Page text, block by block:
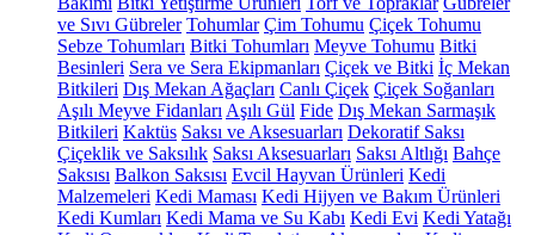
ve Sıvı Gübreler Tohumlar Çim Tohumu Çiçek Tohumu
Sebze Tohumları Bitki Tohumları Meyve Tohumu Bitki
Besinleri Sera ve Sera Ekipmanları Çiçek ve Bitki İç Mekan
Bitkileri Dış Mekan Ağaçları Canlı Çiçek Çiçek Soğanları
Aşılı Meyve Fidanları Aşılı Gül Fide Dış Mekan Sarmaşık
Bitkileri Kaktüs Saksı ve Aksesuarları Dekoratif Saksı
Çiçeklik ve Saksılık Saksı Aksesuarları Saksı Altlığı Bahçe
Saksısı Balkon Saksısı Evcil Hayvan Ürünleri Kedi
Malzemeleri Kedi Maması Kedi Hijyen ve Bakım Ürünleri
Kedi Kumları Kedi Mama ve Su Kabı Kedi Evi Kedi Yatağı